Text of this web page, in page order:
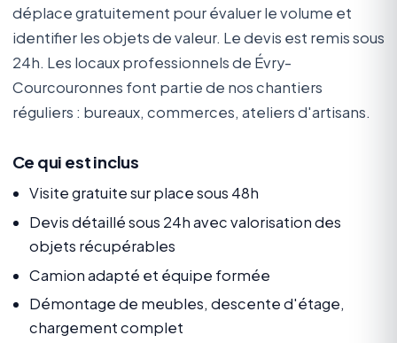
déplace gratuitement pour évaluer le volume et
identifier les objets de valeur. Le devis est remis sous
24h. Les locaux professionnels de Évry-
Courcouronnes font partie de nos chantiers
réguliers : bureaux, commerces, ateliers d'artisans.
Ce qui est inclus
Visite gratuite sur place sous 48h
Devis détaillé sous 24h avec valorisation des
objets récupérables
Camion adapté et équipe formée
Démontage de meubles, descente d'étage,
chargement complet